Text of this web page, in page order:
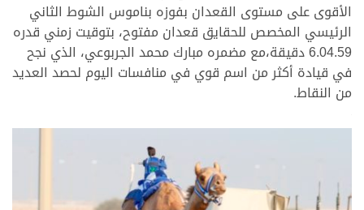
الأقوى على مستوى القعدان بفوزه بناموس الشوط الثاني
الرئيسي المخصص للحقايق قعدان مفتوح، بتوقيت زمني قدره
6.04.59 دقيقة،مع مضمره مبارك محمد الجربوعي، الذي نجح
في قيادة أكثر من اسم قوي في منافسات اليوم لحصد العديد
من النقاط.